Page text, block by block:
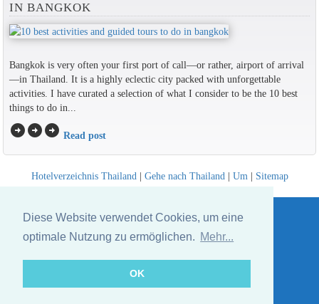
Diese Website verwendet Cookies, um eine
optimale Nutzung zu ermöglichen. Mehr...
OK
IN BANGKOK
Bangkok is very often your first port of call—or rather, airport of arrival
—in Thailand. It is a highly eclectic city packed with unforgettable
activities. I have curated a selection of what I consider to be the 10 best
things to do in...
arrow_circle_rightarrow_circle_rightarrow_circle_right Read post
Hotelverzeichnis Thailand | Gehe nach Thailand | Um | Sitemap